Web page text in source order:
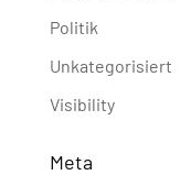
Politik
Unkategorisiert
Visibility
Meta